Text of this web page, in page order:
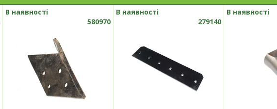
В наявності
580970
В наявності
279140
В наявності